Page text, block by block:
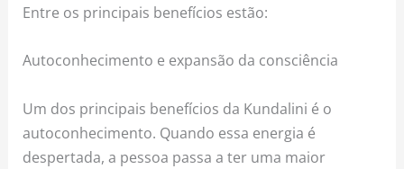
Entre os principais benefícios estão:
Autoconhecimento e expansão da consciência
Um dos principais benefícios da Kundalini é o
autoconhecimento. Quando essa energia é
despertada, a pessoa passa a ter uma maior